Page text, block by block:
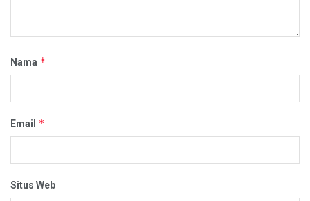
Nama *
Email *
Situs Web